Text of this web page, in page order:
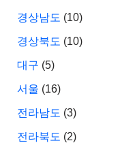
경상남도 (10)
경상북도 (10)
대구 (5)
서울 (16)
전라남도 (3)
전라북도 (2)